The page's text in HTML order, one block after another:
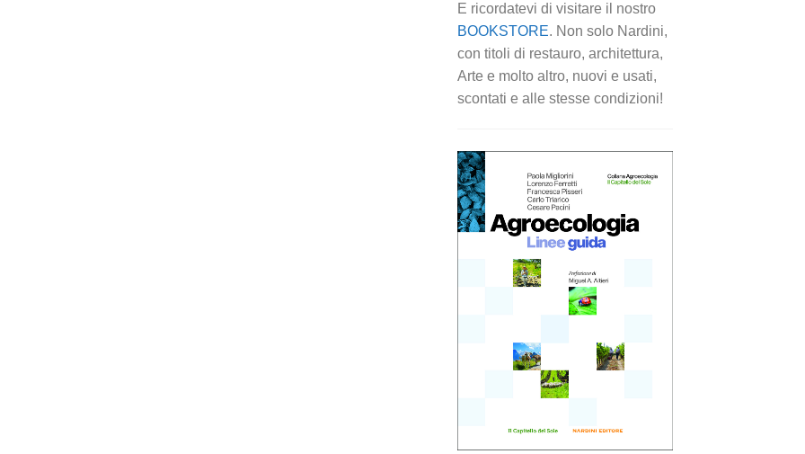
E ricordatevi di visitare il nostro
BOOKSTORE. Non solo Nardini,
con titoli di restauro, architettura,
Arte e molto altro, nuovi e usati,
scontati e alle stesse condizioni!